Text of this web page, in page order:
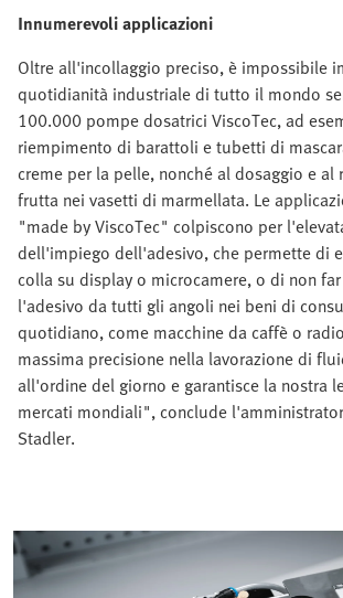
Innumerevoli applicazioni
Oltre all'incollaggio preciso, è impossibile
quotidianità industriale di tutto il mondo
100.000 pompe dosatrici ViscoTec, ad
riempimento di barattoli e tubetti di
creme per la pelle, nonché al dosaggio e
frutta nei vasetti di marmellata. Le
"made by ViscoTec" colpiscono per
dell'impiego dell'adesivo, che permette di
colla su display o microcamere, o di non
l'adesivo da tutti gli angoli nei beni di
quotidiano, come macchine da caffè o
massima precisione nella lavorazione di
all'ordine del giorno e garantisce la nostra
mercati mondiali", conclude
Stadler.